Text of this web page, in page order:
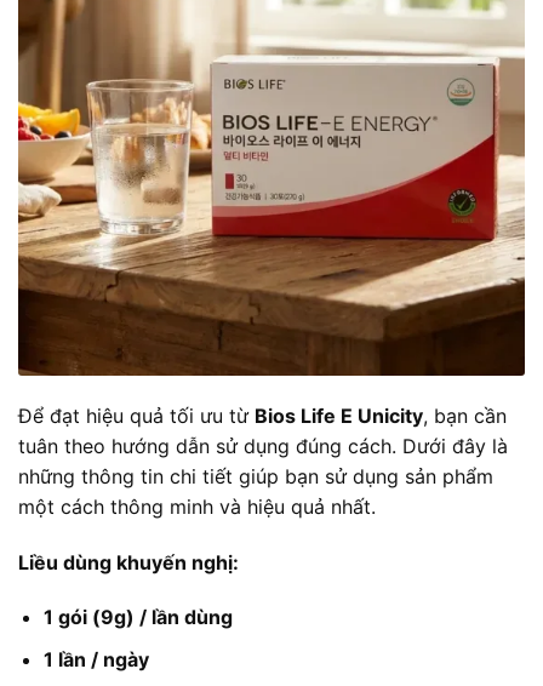
Để đạt hiệu quả tối ưu từ Bios Life E Unicity, bạn cần
tuân theo hướng dẫn sử dụng đúng cách. Dưới đây là
những thông tin chi tiết giúp bạn sử dụng sản phẩm
một cách thông minh và hiệu quả nhất.
Liều dùng khuyến nghị:
1 gói (9g) / lần dùng
1 lần / ngày